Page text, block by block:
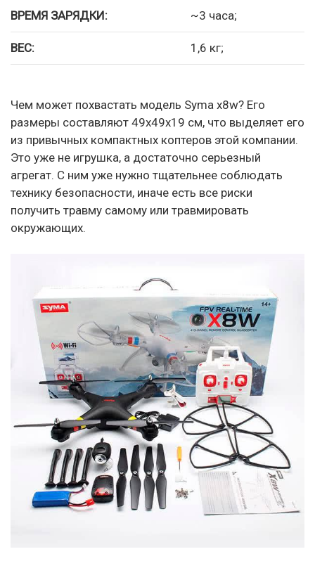
ВРЕМЯ ЗАРЯДКИ: ~3 часа;
ВЕС: 1,6 кг;
Чем может похвастать модель Syma x8w? Его
размеры составляют 49х49х19 см, что выделяет его
из привычных компактных коптеров этой компании.
Это уже не игрушка, а достаточно серьезный
агрегат. С ним уже нужно тщательнее соблюдать
технику безопасности, иначе есть все риски
получить травму самому или травмировать
окружающих.